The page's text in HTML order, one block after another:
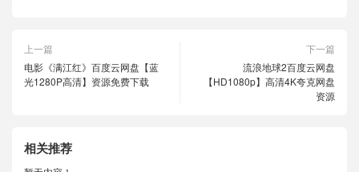
上一篇
电影《满江红》百度云网盘【蓝
光1280P高清】资源免费下载
下一篇
流浪地球2百度云网盘
【HD1080p】高清4K夸克网盘
资源
相关推荐